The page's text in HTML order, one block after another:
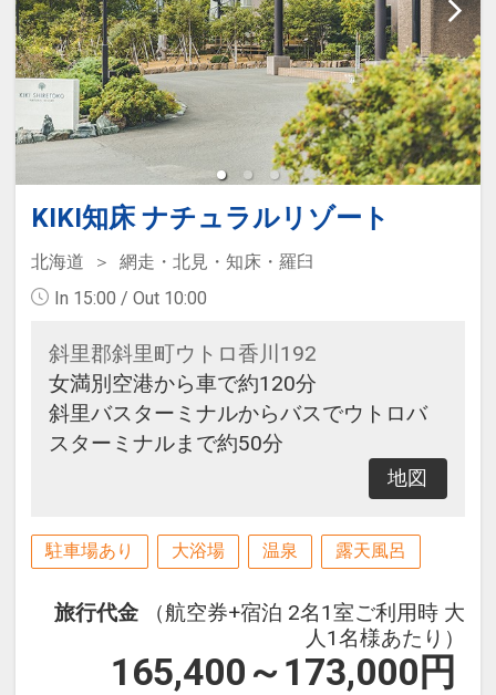
KIKI知床 ナチュラルリゾート
北海道
網走・北見・知床・羅臼
In 15:00 / Out 10:00
斜里郡斜里町ウトロ香川192
女満別空港から車で約120分
斜里バスターミナルからバスでウトロバ
スターミナルまで約50分
地図
駐車場あり 大浴場 温泉 露天風呂
旅行代金
（航空券+宿泊 2名1室ご利用時 大
人1名様あたり）
165,400～173,000 円